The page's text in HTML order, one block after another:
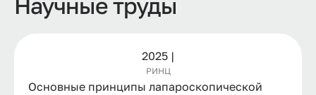
Научные труды
2025 |
РИНЦ
Основные принципы лапароскопической